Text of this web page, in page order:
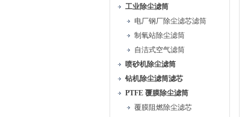
工业除尘滤筒
电厂钢厂除尘滤芯滤筒
制氧站除尘滤筒
自洁式空气滤筒
喷砂机除尘滤筒
钻机除尘滤筒滤芯
PTFE 覆膜除尘滤筒
覆膜阻燃除尘滤芯